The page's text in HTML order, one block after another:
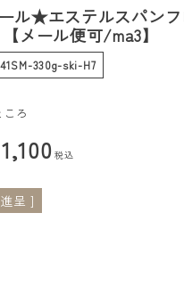
ル★エステルスパン
メール便可/ma3】
330g-ski-H7
ころ
1,100 税込
呈 ]